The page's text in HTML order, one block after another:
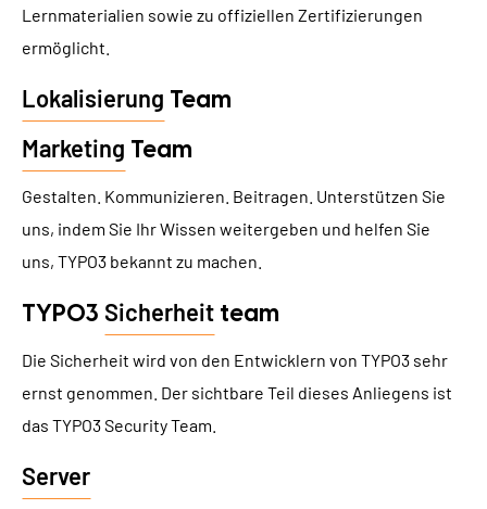
Lernmaterialien sowie zu offiziellen Zertifizierungen
ermöglicht.
Lokalisierung Team
Marketing Team
Gestalten. Kommunizieren. Beitragen. Unterstützen Sie
uns, indem Sie Ihr Wissen weitergeben und helfen Sie
uns, TYPO3 bekannt zu machen.
TYPO3 Sicherheit team
Die Sicherheit wird von den Entwicklern von TYPO3 sehr
ernst genommen. Der sichtbare Teil dieses Anliegens ist
das TYPO3 Security Team.
Server